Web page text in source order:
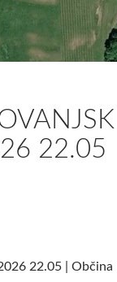
22.05
22.05 | Občina